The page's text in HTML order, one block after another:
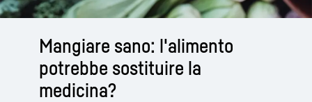
Mangiare sano: l'alimento
potrebbe sostituire la
medicina?